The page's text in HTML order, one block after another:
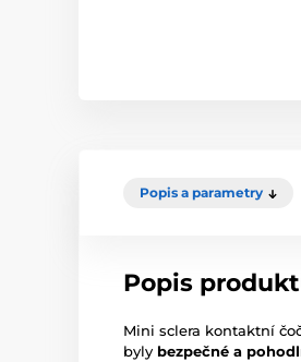
Popis a parametry
Popis
Mini sclera kontaktní
byly bezpečné a